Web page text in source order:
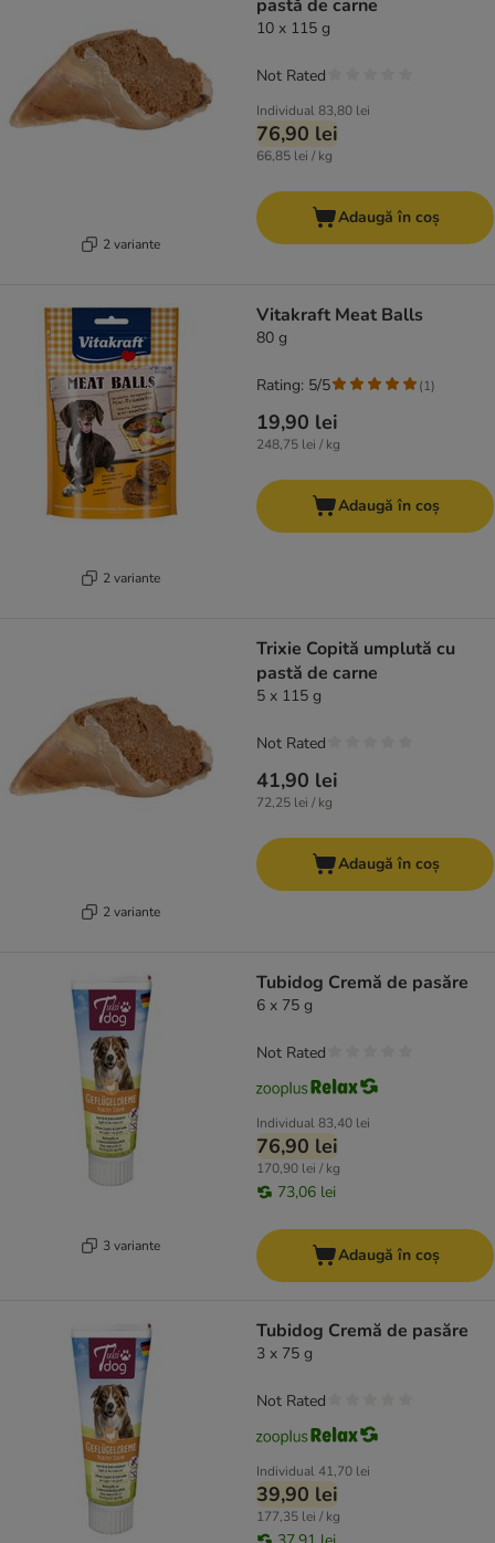
2 variante
pastă de carne
10 x 115 g
Individual83,80 lei
76,90 lei
66,85 lei / kg
Not Rated
Adaugă în coș
2 variante
Vitakraft Meat Balls
80 g
19,90 lei
248,75 lei / kg
Rating: 5/5 (1)
Adaugă în coș
2 variante
Trixie Copită umplută cu
pastă de carne
5 x 115 g
41,90 lei
72,25 lei / kg
Not Rated
Adaugă în coș
3 variante
Tubidog Cremă de pasăre
6 x 75 g
Individual83,40 lei
76,90 lei
170,90 lei / kg
73,06 lei
Not Rated
Adaugă în coș
Tubidog Cremă de pasăre
3 x 75 g
Individual41,70 lei
39,90 lei
177,35 lei / kg
Not Rated